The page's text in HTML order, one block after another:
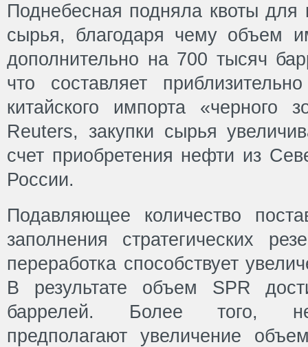
Поднебесная подняла квоты для
сырья, благодаря чему объем
дополнительно на 700 тысяч
что составляет
китайского импорта «черного
Reuters, закупки сырья
счет приобретения нефти из
России.
Подавляющее количество
заполнения стратегических
переработка способствует
В результате объем SPR
баррелей. Более того,
предполагают увеличение